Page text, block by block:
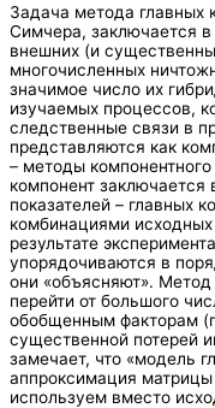
Задача метода главных
Симчера, заключается
внешних (и
многочисленных
значимое число их
изучаемых процессов,
следственные связи в
представляются как
– методы
компонент заключается
показателей – главных
комбинациями
результате
упорядочиваются в
они «объясняют». Метод
перейти от большого
обобщенным факторам
существенной потерей
замечает, что «модель
аппроксимация
используем вместо